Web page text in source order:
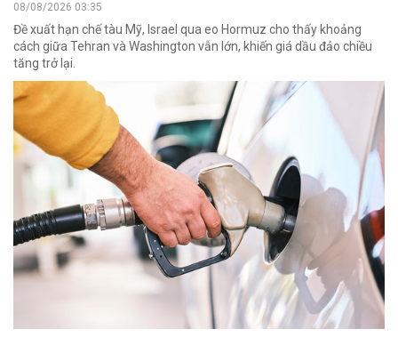
08/08/2026 03:35
Đề xuất hạn chế tàu Mỹ, Israel qua eo Hormuz cho thấy khoảng
cách giữa Tehran và Washington vẫn lớn, khiến giá dầu đảo chiều
tăng trở lại.